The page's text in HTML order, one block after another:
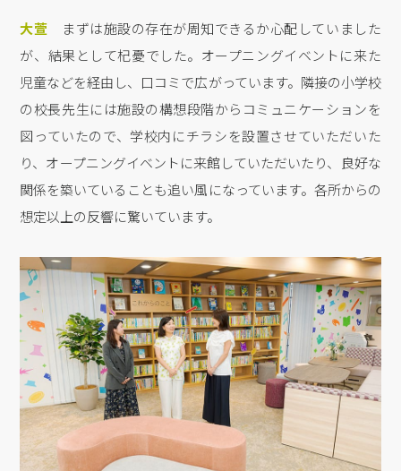
大萱 まずは施設の存在が周知できるか心配していました
が、結果として杞憂でした。オープニングイベントに来た
児童などを経由し、口コミで広がっています。隣接の小学校
の校長先生には施設の構想段階からコミュニケーションを
図っていたので、学校内にチラシを設置させていただいた
り、オープニングイベントに来館していただいたり、良好な
関係を築いていることも追い風になっています。各所からの
想定以上の反響に驚いています。